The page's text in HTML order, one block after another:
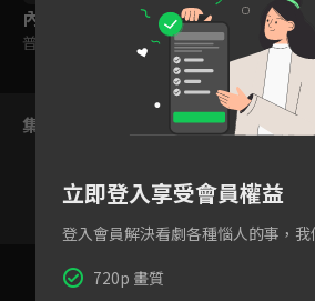
內容標籤
普遍級
集數列表
100
立即登入享受會員權益
登入會員解決看劇各種惱人的事，
720p 畫質